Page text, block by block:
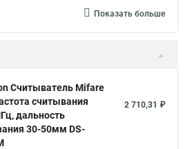
Показать больше
Считыватель Mifare
считывания
дальность
30-50мм DS-
2 710,31 ₽